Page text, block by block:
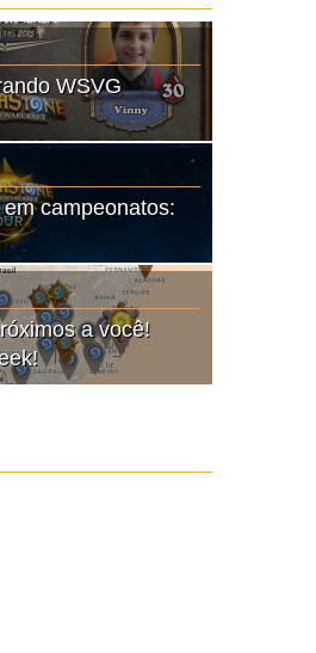
WSVG
campeonatos:
a você!